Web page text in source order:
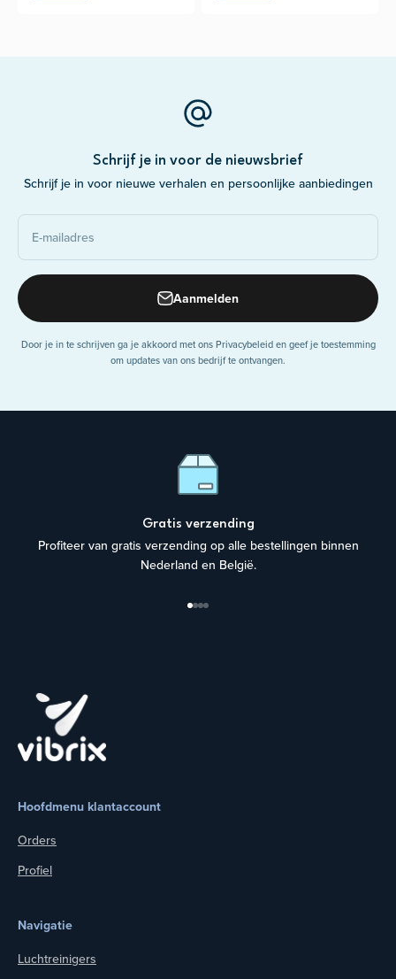
Schrijf je in voor de nieuwsbrief
Schrijf je in voor nieuwe verhalen en persoonlijke aanbiedingen
E-mailadres
Aanmelden
Door je in te schrijven ga je akkoord met ons Privacybeleid en geef je toestemming
om updates van ons bedrijf te ontvangen.
Gratis verzending
Profiteer van gratis verzending op alle bestellingen binnen
Nederland en België.
Naar artikel 1
Naar artikel 2
Naar artikel 3
Naar artikel 4
Hoofdmenu klantaccount
Orders
Profiel
Navigatie
Luchtreinigers